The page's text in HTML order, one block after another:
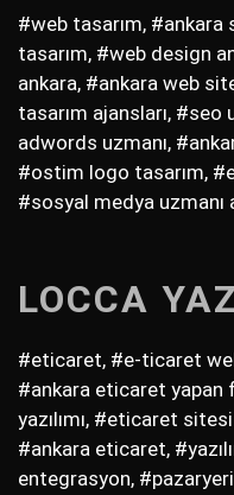
#web tasarım,
tasarım, #web design
ankara, #ankara web
tasarım ajansları, #seo
adwords uzmanı,
#ostim logo tasarım,
#sosyal medya uzmanı
LOCCA
#eticaret, #e-ticaret
#ankara eticaret yapan
yazılımı, #eticaret
#ankara eticaret,
entegrasyon,